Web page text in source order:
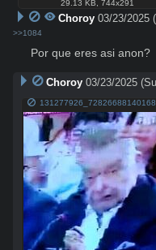
29.13 KB 744x291
Choroy 03/23/2025
>>1084
Por que eres asi anon?
Choroy 03/23/2025